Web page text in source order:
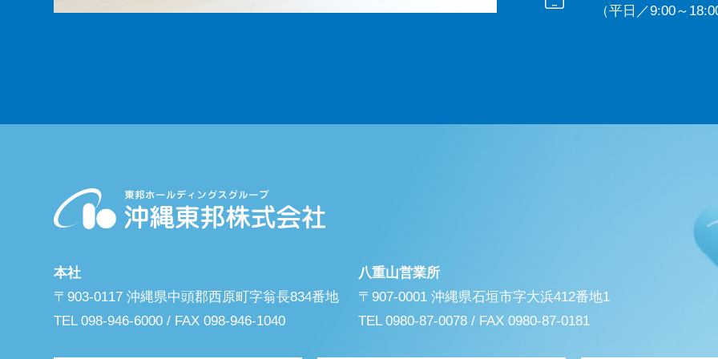
（平日／9:00～
本社
〒903-0117 沖縄県中頭郡西原町字翁長834番地
TEL 098-946-6000 / FAX 098-946-1040
八重山営業所
〒907-0001 沖縄県石垣市字大浜412番地1
TEL 0980-87-0078 / FAX 0980-87-0181